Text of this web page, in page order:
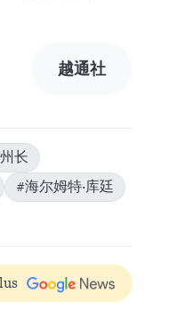
越通社
长
#海尔姆特·库廷